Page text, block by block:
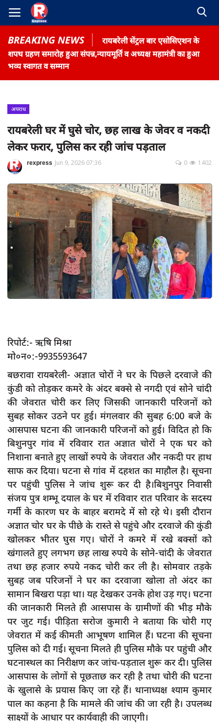
BREAKING NEWS
रायबरेली सेंट्रल बार एसोसिएशन के
शपथ ग्रहण समारोह हुआ संपन्न,न्यायमूर्ति व अध्यक्ष महामंत्री का हुआ
भव्य स्वागत व सम्मान
Home
Contact
Gallery
Terms & Conditions
About US
Privacy Policy
App verify
Covid-19
अपराध
स्वास्थ्य
साक्षात्कार
सामाजिक
खेल
latest
प्रशासनिक
दुर्घटना
editors-pick
other
Login
Register
English
अपराध
रायबरेली घर में घुसे चोर, छह लाख के जेवर व नकदी
लेकर फरार, पुलिस कर रही जांच पड़ताल
rexpress Jun 9, 2026 07:36 1402
0
रिपोर्ट:- ऋषि मिश्रा
मो०न०:-9935593647
बछरावा रायबरेली- अज्ञात चोरों ने घर के पिछले दरवाजे की
कुंडी को तोड़कर कमरे के अंदर बक्से से नगदी एवं सोने चांदी
की जेवरात चोरी कर लिए जिसकी जानकारी परिजनों को
सुबह सोकर उठने पर हुई। मंगलवार की सुबह 6:00 बजे के
आसपास घटना की जानकारी परिजनों को हुई। विदित हो कि
बिशुनपुर गांव में रविवार रात अज्ञात चोरों ने एक घर को
निशाना बनाते हुए लाखों रुपये के जेवरात और नकदी पर हाथ
साफ कर दिया। घटना से गांव में दहशत का माहौल है। सूचना
पर पहुंची पुलिस ने जांच शुरू कर दी है।बिशुनपुर निवासी
संजय पुत्र शम्भू दयाल के घर में रविवार रात परिवार के सदस्य
गर्मी के कारण घर के बाहर बरामदे में सो रहे थे। इसी दौरान
अज्ञात चोर घर के पीछे के रास्ते से पहुंचे और दरवाजे की कुंडी
खोलकर भीतर घुस गए। चोरों ने कमरे में रखे बक्सों को
खंगालते हुए लगभग छह लाख रुपये के सोने-चांदी के जेवरात
तथा छह हजार रुपये नकद चोरी कर ली है। सोमवार तड़के
सुबह जब परिजनों ने घर का दरवाजा खोला तो अंदर का
सामान बिखरा पड़ा था। यह देखकर उनके होश उड़ गए। घटना
की जानकारी मिलते ही आसपास के ग्रामीणों की भीड़ मौके
पर जुट गई। पीड़िता सरोज कुमारी ने बताया कि चोरी गए
जेवरात में कई कीमती आभूषण शामिल हैं। घटना की सूचना
पुलिस को दी गई। सूचना मिलते ही पुलिस मौके पर पहुंची और
घटनास्थल का निरीक्षण कर जांच-पड़ताल शुरू कर दी। पुलिस
आसपास के लोगों से पूछताछ कर रही है तथा चोरी की घटना
के खुलासे के प्रयास किए जा रहे हैं। थानाध्यक्ष श्याम कुमार
पाल का कहना है कि मामले की जांच की जा रही है। उपलब्ध
साक्ष्यों के आधार पर कार्यवाही की जाएगी।